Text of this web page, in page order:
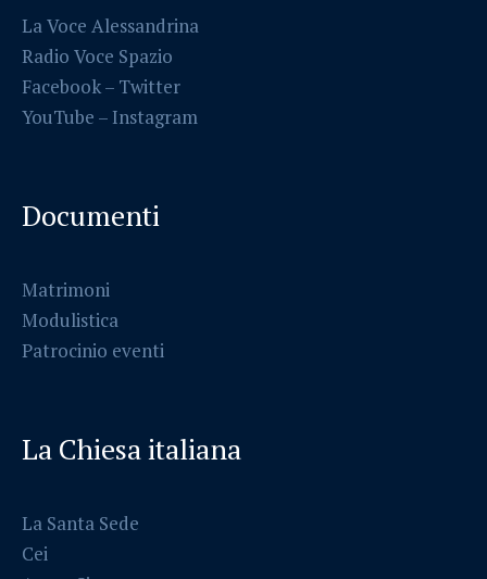
La Voce Alessandrina
Radio Voce Spazio
Facebook– Twitter
YouTube – Instagram
Documenti
Matrimoni
Modulistica
Patrocinio eventi
La Chiesa italiana
La Santa Sede
Cei